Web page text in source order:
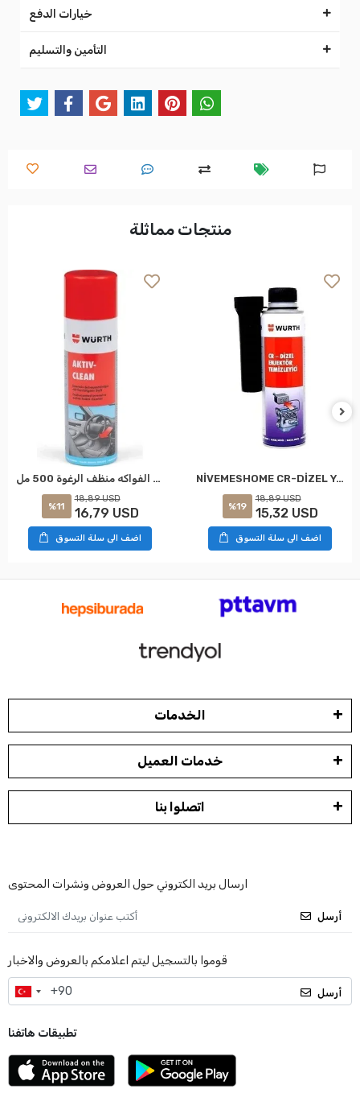
خيارات الدفع
التأمين والتسليم
منتجات مماثلة
نيفيميشومي أكتيف فوّاح برائحة الفواكه منظف الرغوة 500 مل SK: 0893472028 WÜRTH
%11
18,89 USD
16,79 USD
اضف الى سلة التسوق
NİVEMESHOME CR-DİZEL YAKIT SİSTEM.VE ENJEKTÖR TEMİZLEYİCİ 300 ML SK:5861011300028 WÜRTH
%19
18,89 USD
15,32 USD
اضف الى سلة التسوق
الخدمات
خدمات العميل
اتصلوا بنا
ارسال بريد الكتروني حول العروض ونشرات المحتوى
أرسل
قوموا بالتسجيل ليتم اعلامكم بالعروض والاخبار
أرسل
تطبيقات هاتفنا